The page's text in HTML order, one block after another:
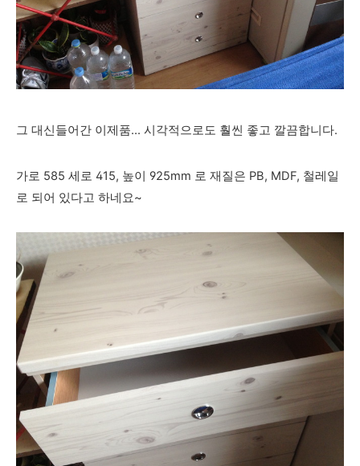
그 대신들어간 이제품... 시각적으로도 훨씬 좋고 깔끔합니다.
가로 585 세로 415, 높이 925mm 로 재질은 PB, MDF, 철레일
로 되어 있다고 하네요~